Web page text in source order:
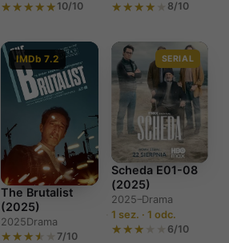
10/10
8/10
IMDb 7.2
The Brutalist
(2025)
2025Drama
7/10
SERIAL
Scheda E01-08
(2025)
2025–Drama
1 sez. · 1 odc.
6/10